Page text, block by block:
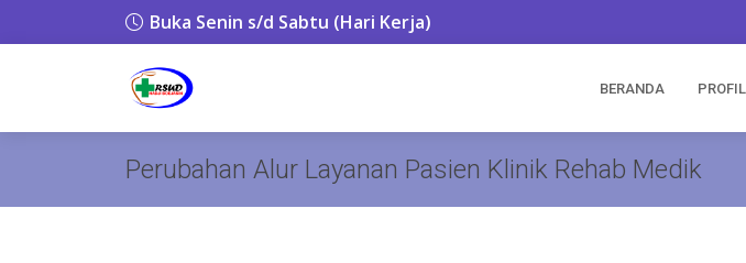
Buka Senin s/d Sabtu (Hari Kerja)
BERANDA
Perubahan Alur Layanan Pasien Klinik Rehab Medik